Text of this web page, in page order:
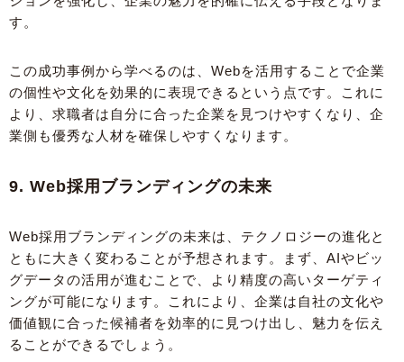
す。
この成功事例から学べるのは、Webを活用することで企業
の個性や文化を効果的に表現できるという点です。これに
より、求職者は自分に合った企業を見つけやすくなり、企
業側も優秀な人材を確保しやすくなります。
9. Web採用ブランディングの未来
Web採用ブランディングの未来は、テクノロジーの進化と
ともに大きく変わることが予想されます。まず、AIやビッ
グデータの活用が進むことで、より精度の高いターゲティ
ングが可能になります。これにより、企業は自社の文化や
価値観に合った候補者を効率的に見つけ出し、魅力を伝え
ることができるでしょう。